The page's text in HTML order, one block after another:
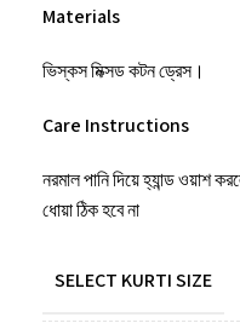
Materials
ভিস্কস মিক্সড কটন ড্রেস।
Care Instructions
নরমাল পানি দিয়ে হ্যান্ড ওয়াশ
ধোয়া ঠিক হবে না
SELECT KURTI SIZE